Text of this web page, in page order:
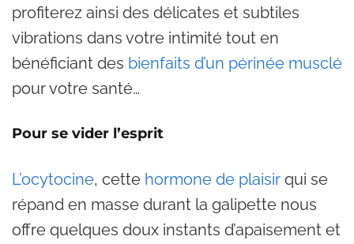
profiterez ainsi des délicates et subtiles
vibrations dans votre intimité tout en
bénéficiant des bienfaits d’un périnée musclé
pour votre santé…
Pour se vider l’esprit
L’ocytocine, cette hormone de plaisir qui se
répand en masse durant la galipette nous
offre quelques doux instants d’apaisement et